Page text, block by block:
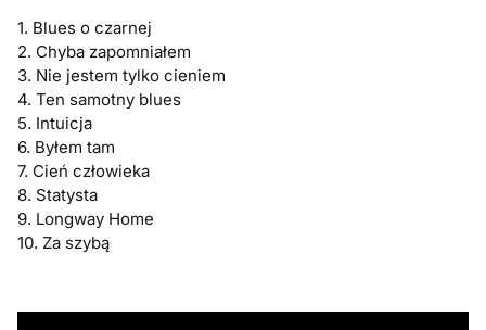
1. Blues o czarnej
2. Chyba zapomniałem
3. Nie jestem tylko cieniem
4. Ten samotny blues
5. Intuicja
6. Byłem tam
7. Cień człowieka
8. Statysta
9. Longway Home
10. Za szybą